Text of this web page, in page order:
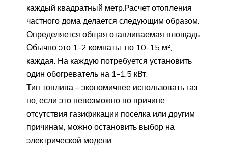
каждый квадратный метр.Расчет отопления
частного дома делается следующим образом.
Определяется общая отапливаемая площадь.
Обычно это 1-2 комнаты, по 10-15 м²,
каждая. На каждую потребуется установить
один обогреватель на 1-1,5 кВт.
Тип топлива – экономичнее использовать газ,
но, если это невозможно по причине
отсутствия газификации поселка или другим
причинам, можно остановить выбор на
электрической модели.